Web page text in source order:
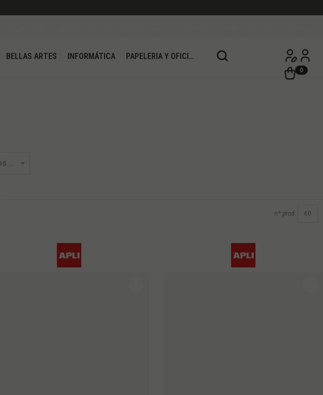
0
BELLAS ARTES INFORMÁTICA PAPELERIA Y OFICINA
nº prod.